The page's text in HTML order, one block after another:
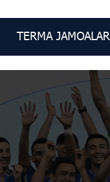
TERMA JAMOALAR